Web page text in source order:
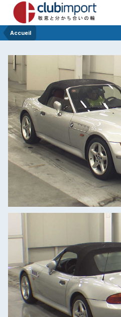
Accueil